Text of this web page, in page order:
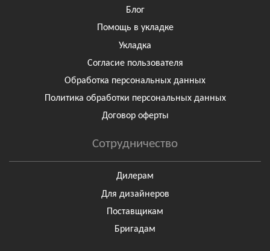
Блог
Помощь в укладке
Укладка
Согласие пользователя
Обработка персональных данных
Политика обработки персональных данных
Договор оферты
Сотрудничество
Дилерам
Для дизайнеров
Поставщикам
Бригадам